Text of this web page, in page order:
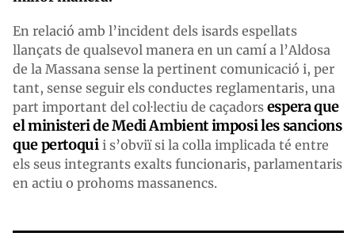
En relació amb l’incident dels isards espellats
llançats de qualsevol manera en un camí a l’Aldosa
de la Massana sense la pertinent comunicació i, per
tant, sense seguir els conductes reglamentaris, una
part important del col·lectiu de caçadors espera que
el ministeri de Medi Ambient imposi les sancions
que pertoqui i s’obviï si la colla implicada té entre
els seus integrants exalts funcionaris, parlamentaris
en actiu o prohoms massanencs.